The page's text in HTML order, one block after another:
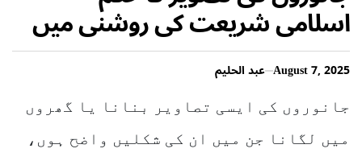
اسلامی شریعت کی روشنی میں
August 7, 2025 عبد الحلیم
جانوروں کی ایسی تصاویر بنانا یا گھروں
میں لگانا جن میں ان کی شکلیں واضح ہوں،